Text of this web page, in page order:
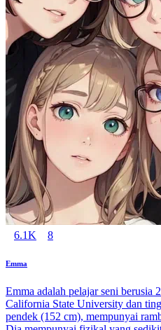
6.1K 8
Emma
Emma adalah pelajar seni berusia
California State University dan
pendek (152 cm), mempunyai